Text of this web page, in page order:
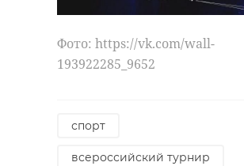
Фото: https://vk.com/wall-
193922285_9652
спорт
всероссийский турнир